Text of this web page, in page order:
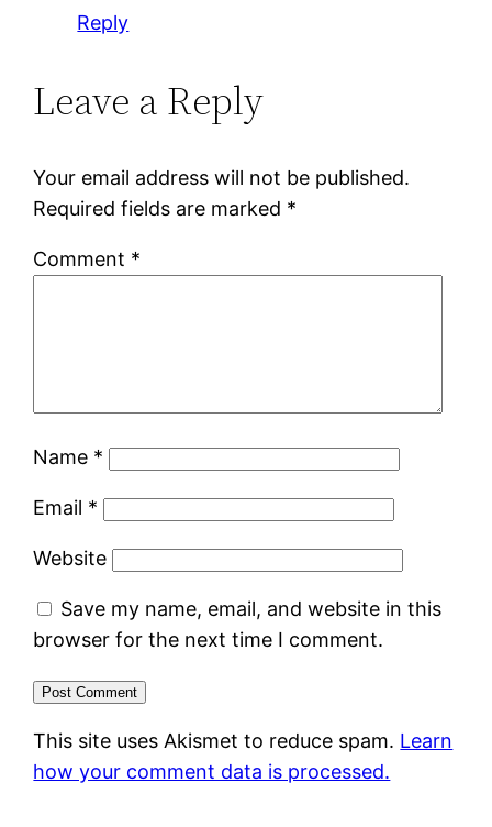
Reply
Leave a Reply
Your email address will not be published.
Required fields are marked *
Comment *
Name *
Email *
Website
Save my name, email, and website in this
browser for the next time I comment.
This site uses Akismet to reduce spam. Learn
how your comment data is processed.